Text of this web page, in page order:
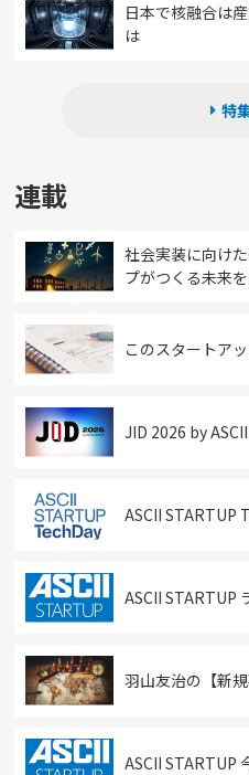
日本で核融合は
は
特
連載
社会実装に向け
プがつくる未来
このスタートア
JID 2026 by
ASCII STARTUP
ASCII STARTUP
羽山友治の【新
ASCII STARTUP